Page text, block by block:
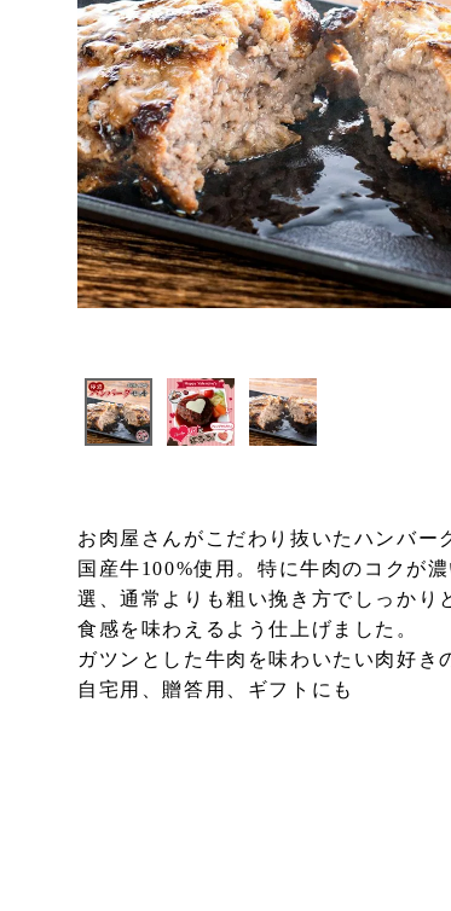
お肉屋さんがこだわり抜いたハンバー
国産牛100%使用。特に牛肉のコクが
選、通常よりも粗い挽き方でしっかり
食感を味わえるよう仕上げました。
ガツンとした牛肉を味わいたい肉好
自宅用、贈答用、ギフトにも